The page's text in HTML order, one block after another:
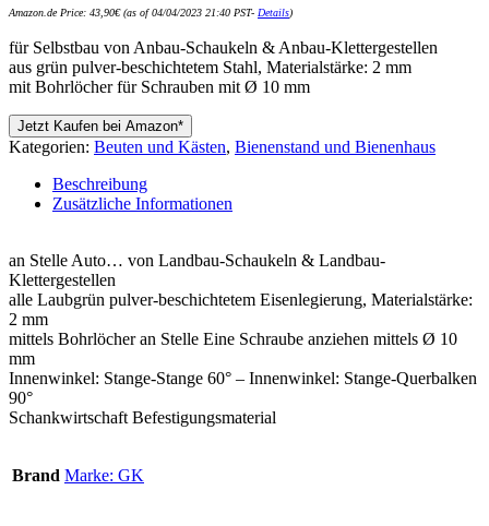
Amazon.de Price: 43,90€(as of 04/04/2023 21:40 PST- Details)
für Selbstbau von Anbau-Schaukeln & Anbau-Klettergestellen
aus grün pulver-beschichtetem Stahl, Materialstärke: 2 mm
mit Bohrlöcher für Schrauben mit Ø 10 mm
Jetzt Kaufen bei Amazon*
Kategorien: Beuten und Kästen, Bienenstand und Bienenhaus
Beschreibung
Zusätzliche Informationen
an Stelle Auto… von Landbau-Schaukeln & Landbau-
Klettergestellen
alle Laubgrün pulver-beschichtetem Eisenlegierung, Materialstärke:
2 mm
mittels Bohrlöcher an Stelle Eine Schraube anziehen mittels Ø 10
mm
Innenwinkel: Stange-Stange 60° – Innenwinkel: Stange-Querbalken
90°
Schankwirtschaft Befestigungsmaterial
Brand Marke: GK